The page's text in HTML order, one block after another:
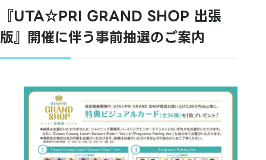
『UTA☆PRI GRAND SHOP 出張
版』開催に伴う事前抽選のご案内